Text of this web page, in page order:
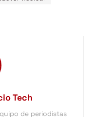
Tech
de periodistas